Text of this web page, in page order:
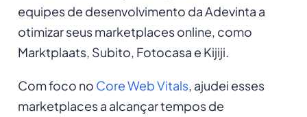
equipes de desenvolvimento da Adevinta a
otimizar seus marketplaces online, como
Marktplaats, Subito, Fotocasa e Kijiji.
Com foco no Core Web Vitals, ajudei esses
marketplaces a alcançar tempos de